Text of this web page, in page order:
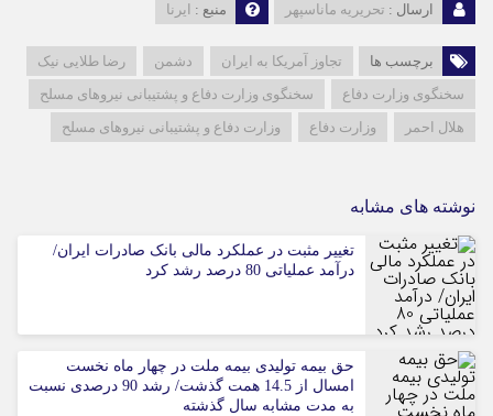
ارسال : تحریریه ماناسپهر منبع : ایرنا
برچسب ها تجاوز آمریکا به ایران دشمن
رضا طلایی نیک
سخنگوی وزارت دفاع
سخنگوی وزارت دفاع و پشتیبانی نیروهای مسلح
هلال احمر
وزارت دفاع وزارت دفاع و پشتیبانی نیروهای مسلح
نوشته های مشابه
تغییر مثبت در عملکرد مالی بانک صادرات ایران/
درآمد عملیاتی 80 درصد رشد کرد
حق بیمه تولیدی بیمه ملت در چهار ماه نخست
امسال از 14.5 همت گذشت/ رشد 90 درصدی نسبت
به مدت مشابه سال گذشته